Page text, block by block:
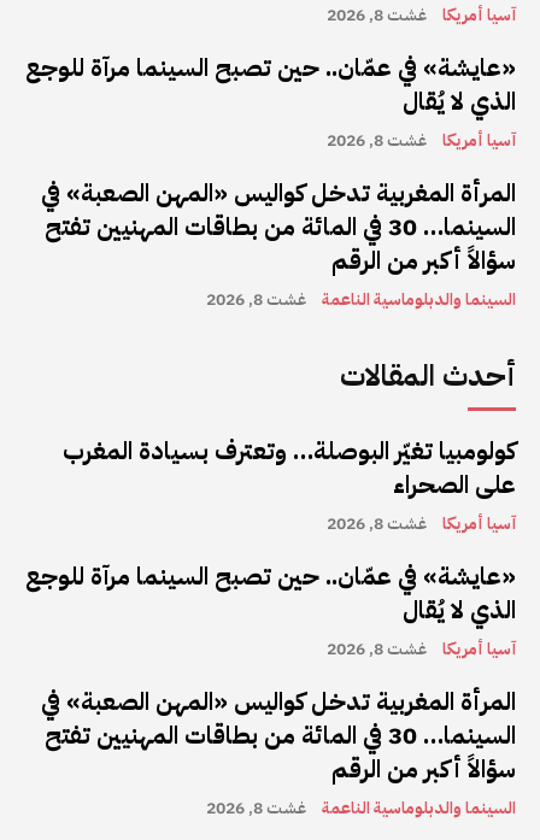
آسيا أمريكا غشت 8, 2026
«عايشة» في عمّان.. حين تصبح السينما مرآة للوجع
الذي لا يُقال
آسيا أمريكا غشت 8, 2026
المرأة المغربية تدخل كواليس «المهن الصعبة» في
السينما… 30 في المائة من بطاقات المهنيين تفتح
سؤالاً أكبر من الرقم
السينما والدبلوماسية الناعمة غشت 8, 2026
أحدث المقالات
كولومبيا تغيّر البوصلة… وتعترف بسيادة المغرب
على الصحراء
آسيا أمريكا غشت 8, 2026
«عايشة» في عمّان.. حين تصبح السينما مرآة للوجع
الذي لا يُقال
آسيا أمريكا غشت 8, 2026
المرأة المغربية تدخل كواليس «المهن الصعبة» في
السينما… 30 في المائة من بطاقات المهنيين تفتح
سؤالاً أكبر من الرقم
السينما والدبلوماسية الناعمة غشت 8, 2026